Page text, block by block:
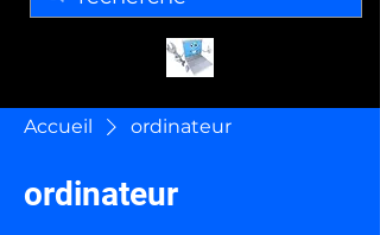
Accueil ordinateur
ordinateur